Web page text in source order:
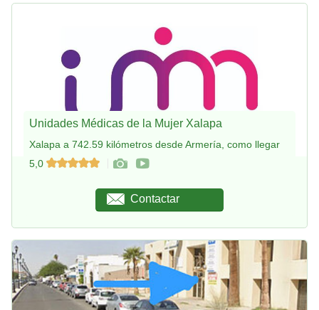
Unidades Médicas de la Mujer Xalapa
Xalapa a 742.59 kilómetros desde Armería, como llegar
5,0
Contactar